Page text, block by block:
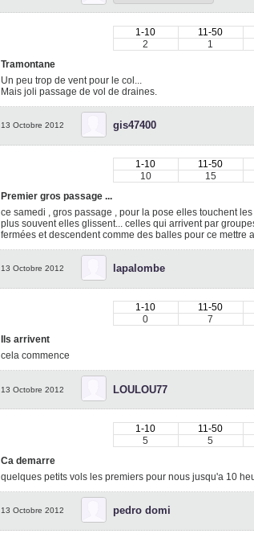
1-10 11-50
2
1
Tramontane
Un peu trop de vent pour le col...
Mais joli passage de vol de draines.
13 Octobre 2012 gis47400
1-10 11-50
10
15
Premier gros passage ...
ce samedi , gros passage , pour la pose elles touchent
plus souvent elles glissent... celles qui arrivent par
fermées et descendent comme des balles pour ce
13 Octobre 2012 lapalombe
1-10 11-50
0
7
Ils arrivent
cela commence
13 Octobre 2012 LOULOU77
1-10 11-50
5
5
Ca demarre
quelques petits vols les premiers pour nous jusqu'a 10
13 Octobre 2012 pedro domi